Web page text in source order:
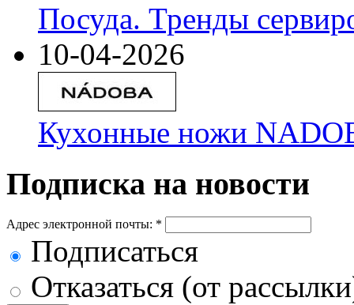
Посуда. Тренды
10-04-2026
Кухонные ножи
Подписка на новости
Адрес электронной почты: *
Подписаться
Отказаться (от